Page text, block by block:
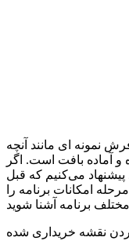
نمونه ای مانند آنچه
و آماده بافت است. اگر
پیشنهاد می‌کنیم که قبل
امکانات برنامه را
نقشه خریداری شده